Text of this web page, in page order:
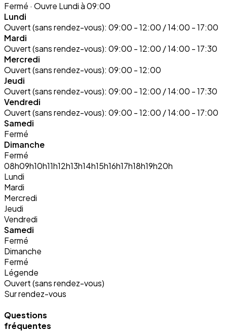
Fermé · Ouvre Lundi à 09:00
Lundi
Ouvert (sans rendez-vous): 09:00 - 12:00 / 14:00 - 17:00
Mardi
Ouvert (sans rendez-vous): 09:00 - 12:00 / 14:00 - 17:30
Mercredi
Ouvert (sans rendez-vous): 09:00 - 12:00
Jeudi
Ouvert (sans rendez-vous): 09:00 - 12:00 / 14:00 - 17:30
Vendredi
Ouvert (sans rendez-vous): 09:00 - 12:00 / 14:00 - 17:00
Samedi
Fermé
Dimanche
Fermé
08h09h10h11h12h13h14h15h16h17h18h19h20h
Lundi
Mardi
Mercredi
Jeudi
Vendredi
Samedi
Fermé
Dimanche
Fermé
Légende
Ouvert (sans rendez-vous)
Sur rendez-vous
Questions
fréquentes